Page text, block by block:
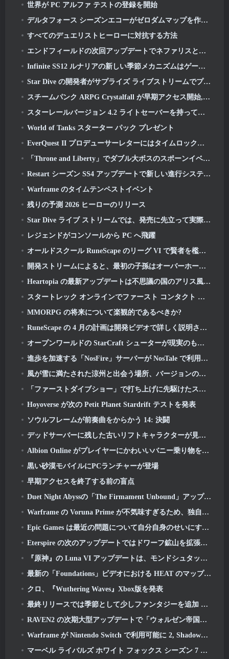
世界が PC アルファ テストの登録を開始
デルタフォース シーズンエコーがゼロダムマップを作り直し、作戦ゲームプレイを拡張
すべてのデュエリストヒーローに対抗する方法
エンドフィールドの次回アップデートでネファリスとの戦いが始まる
Infinite SS12 ルナリアの新しい季節メカニズムはゲームへの「最大の追加」の 1 つです
Star Dive の開発者がサプライズ ライブストリームでプレイヤーの質問に答える
スチームパンク ARPG Crystalfall が早期アクセス開始, しかし、いくつかのねじれがないわけではありません
スターレールバージョン 4.2 ライトセーバーを持ってくる, ヌンチャック, ドラマーの先駆者と高揚感の発散者
World of Tanks スターター パック プレゼント
EverQuest II プロデューサーレターにはタイムロック拡張サーバーの詳細が記載されています
「Throne and Liberty」でダブル大ボスのスポーンイベントが開始
Restart シーズン SS4 アップデートで新しい進行システムが導入
Warframe のタイムテンペストイベント
残りの予測 2026 ヒーローのリリース
Star Dive ライブ ストリームでは、発売に先立って実際のゲームの様子をご覧いただけます
レジェンドがコンソールから PC へ飛躍
オールドスクール RuneScape のリーグ VI で賢者を檻から救い出す準備をしましょう: 悪魔の契約
開発ストリームによると、最初の子孫はオーバーホールを受けています
Heartopia の最新アップデートは不思議の国のアリス風に変身
スタートレック オンラインでファースト コンタクト デーを祝い、ノーベル インテル巡洋戦艦の新バージョンを獲得しましょう
MMORPG の将来について楽観的であるべきか?
RuneScape の 4 月の計画は開発ビデオで詳しく説明されています
オープンワールドの StarCraft シューターが現実のものになるかもしれないというさらなる兆候がある
進歩を加速する「NosFire」サーバーが NosTale で利用可能になりました
風が雪に満たされた涼州と出会う場所、バージョンのリリースで利用可能になりました 1.5
「ファーストダイブショー」で打ち上げに先駆けたスターダイブ
Hoyoverse が次の Petit Planet Stardrift テストを発表
ソウルフレームが前奏曲をからかう 14: 決闘
デッドサーバーに残した古いリフトキャラクターが見つからない? Gamigo はそれを修正しました
Albion Online がプレイヤーにかわいいバニー乗り物を提供して春を祝う
黒い砂漠モバイルにPCランチャーが登場
早期アクセスを終了する前の盲点
Duet Night Abyssの「The Firmament Unbound」アップデートでHuaxuのストーリーラインが完結
Warframe の Voruna Prime が不気味すぎるため、独自の Red Band トレーラーを入手
Epic Games は最近の問題について自分自身のせいにするしかない
Eterspire の次のアップデートではドワーフ鉱山を拡張し、ボス戦闘の完全なオーバーホールを提供
『原神』の Luna VI アップデートは、モンドシュタットが語り続けているがまだ見たことのない場所へ私たちを連れて行きます
最新の「Foundations」ビデオにおける HEAT のマップとモード
クロ、『Wuthering Waves』Xbox版を発表
最終リリースでは季節として少しファンタジーを追加 10 打ち上げ
RAVEN2 の次期大型アップデートで「ウォルゼン帝国」の朽ち果てた遺跡を探索しよう
Warframe が Nintendo Switch で利用可能に 2, Shadowgrapher の発売に間に合う
マーベル ライバルズ ホワイト フォックス シーズン 7 デビュー